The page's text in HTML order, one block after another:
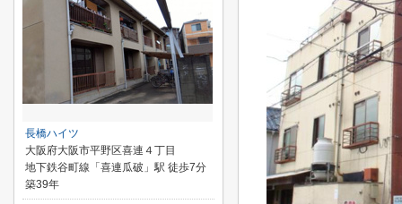
長橋ハイツ
大阪府大阪市平野区喜連４丁目
地下鉄谷町線「喜連瓜破」駅 徒歩7分
築39年